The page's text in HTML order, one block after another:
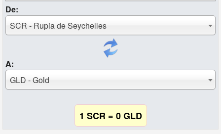
De:
SCR - Rupia de Seychelles
A:
GLD - Gold
1 SCR = 0 GLD